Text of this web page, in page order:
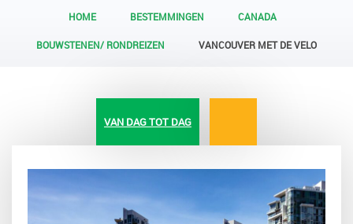
HOME BESTEMMINGEN CANADA
BOUWSTENEN/ RONDREIZEN VANCOUVER MET DE VELO
VAN DAG TOT DAG